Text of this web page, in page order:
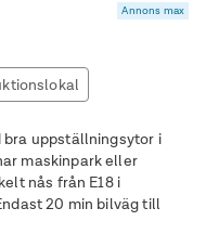
Annons max
uppställningsytor i
maskinpark eller
nås från E18 i
20 min bilväg till